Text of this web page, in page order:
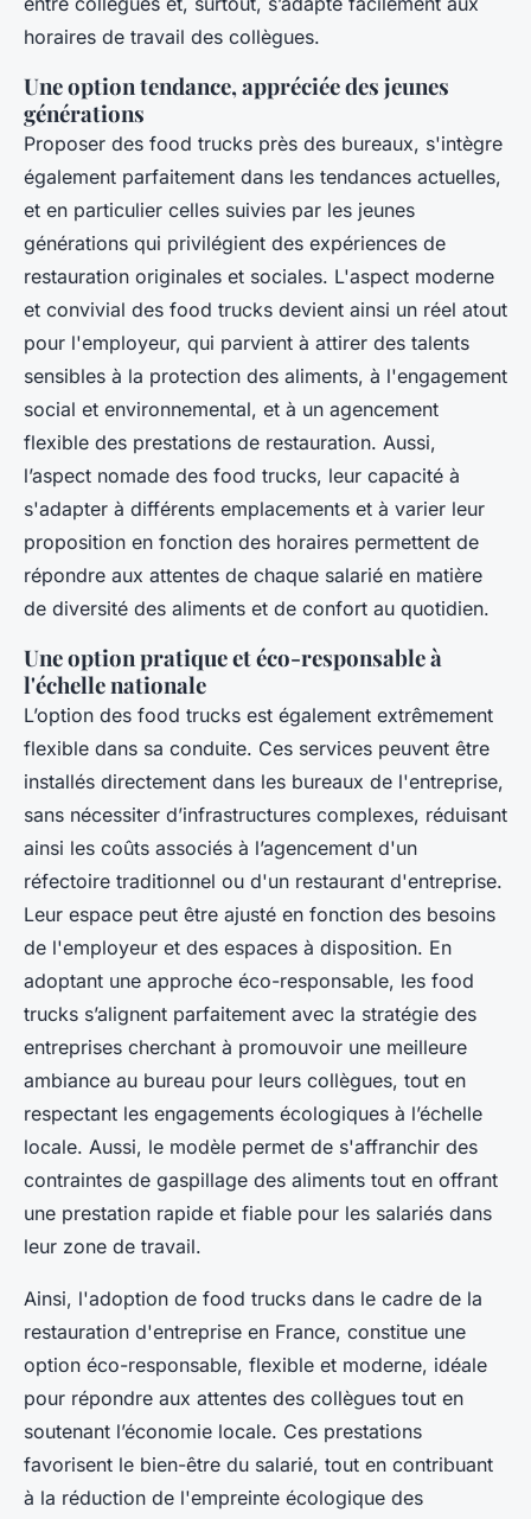
horaires de travail des collègues.
Une option tendance, appréciée des jeunes
générations
Proposer des food trucks près des bureaux, s'intègre
également parfaitement dans les tendances actuelles,
et en particulier celles suivies par les jeunes
générations qui privilégient des expériences de
restauration originales et sociales. L'aspect moderne
et convivial des food trucks devient ainsi un réel atout
pour l'employeur, qui parvient à attirer des talents
sensibles à la protection des aliments, à l'engagement
social et environnemental, et à un agencement
flexible des prestations de restauration. Aussi,
l’aspect nomade des food trucks, leur capacité à
s'adapter à différents emplacements et à varier leur
proposition en fonction des horaires permettent de
répondre aux attentes de chaque salarié en matière
de diversité des aliments et de confort au quotidien.
Une option pratique et éco-responsable à
l'échelle nationale
L’option des food trucks est également extrêmement
flexible dans sa conduite. Ces services peuvent être
installés directement dans les bureaux de l'entreprise,
sans nécessiter d’infrastructures complexes, réduisant
ainsi les coûts associés à l’agencement d'un
réfectoire traditionnel ou d'un restaurant d'entreprise.
Leur espace peut être ajusté en fonction des besoins
de l'employeur et des espaces à disposition. En
adoptant une approche éco-responsable, les food
trucks s’alignent parfaitement avec la stratégie des
entreprises cherchant à promouvoir une meilleure
ambiance au bureau pour leurs collègues, tout en
respectant les engagements écologiques à l’échelle
locale. Aussi, le modèle permet de s'affranchir des
contraintes de gaspillage des aliments tout en offrant
une prestation rapide et fiable pour les salariés dans
leur zone de travail.
Ainsi, l'adoption de food trucks dans le cadre de la
restauration d'entreprise en France, constitue une
option éco-responsable, flexible et moderne, idéale
pour répondre aux attentes des collègues tout en
soutenant l’économie locale. Ces prestations
favorisent le bien-être du salarié, tout en contribuant
à la réduction de l'empreinte écologique des